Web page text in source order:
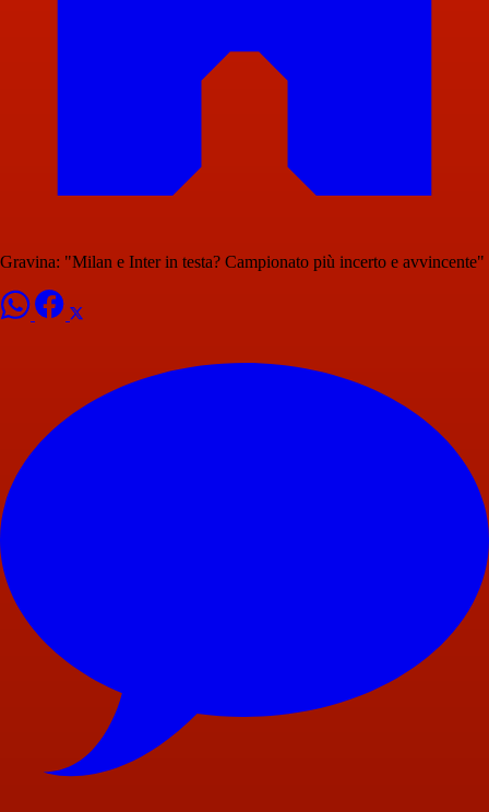
Gravina: "Milan e Inter in testa? Campionato più incerto e avvincente"